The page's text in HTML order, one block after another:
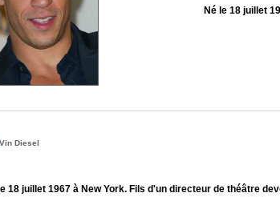
Né le 18 juillet
Diesel
18 juillet 1967 à New York. Fils d'un directeur de théâtre